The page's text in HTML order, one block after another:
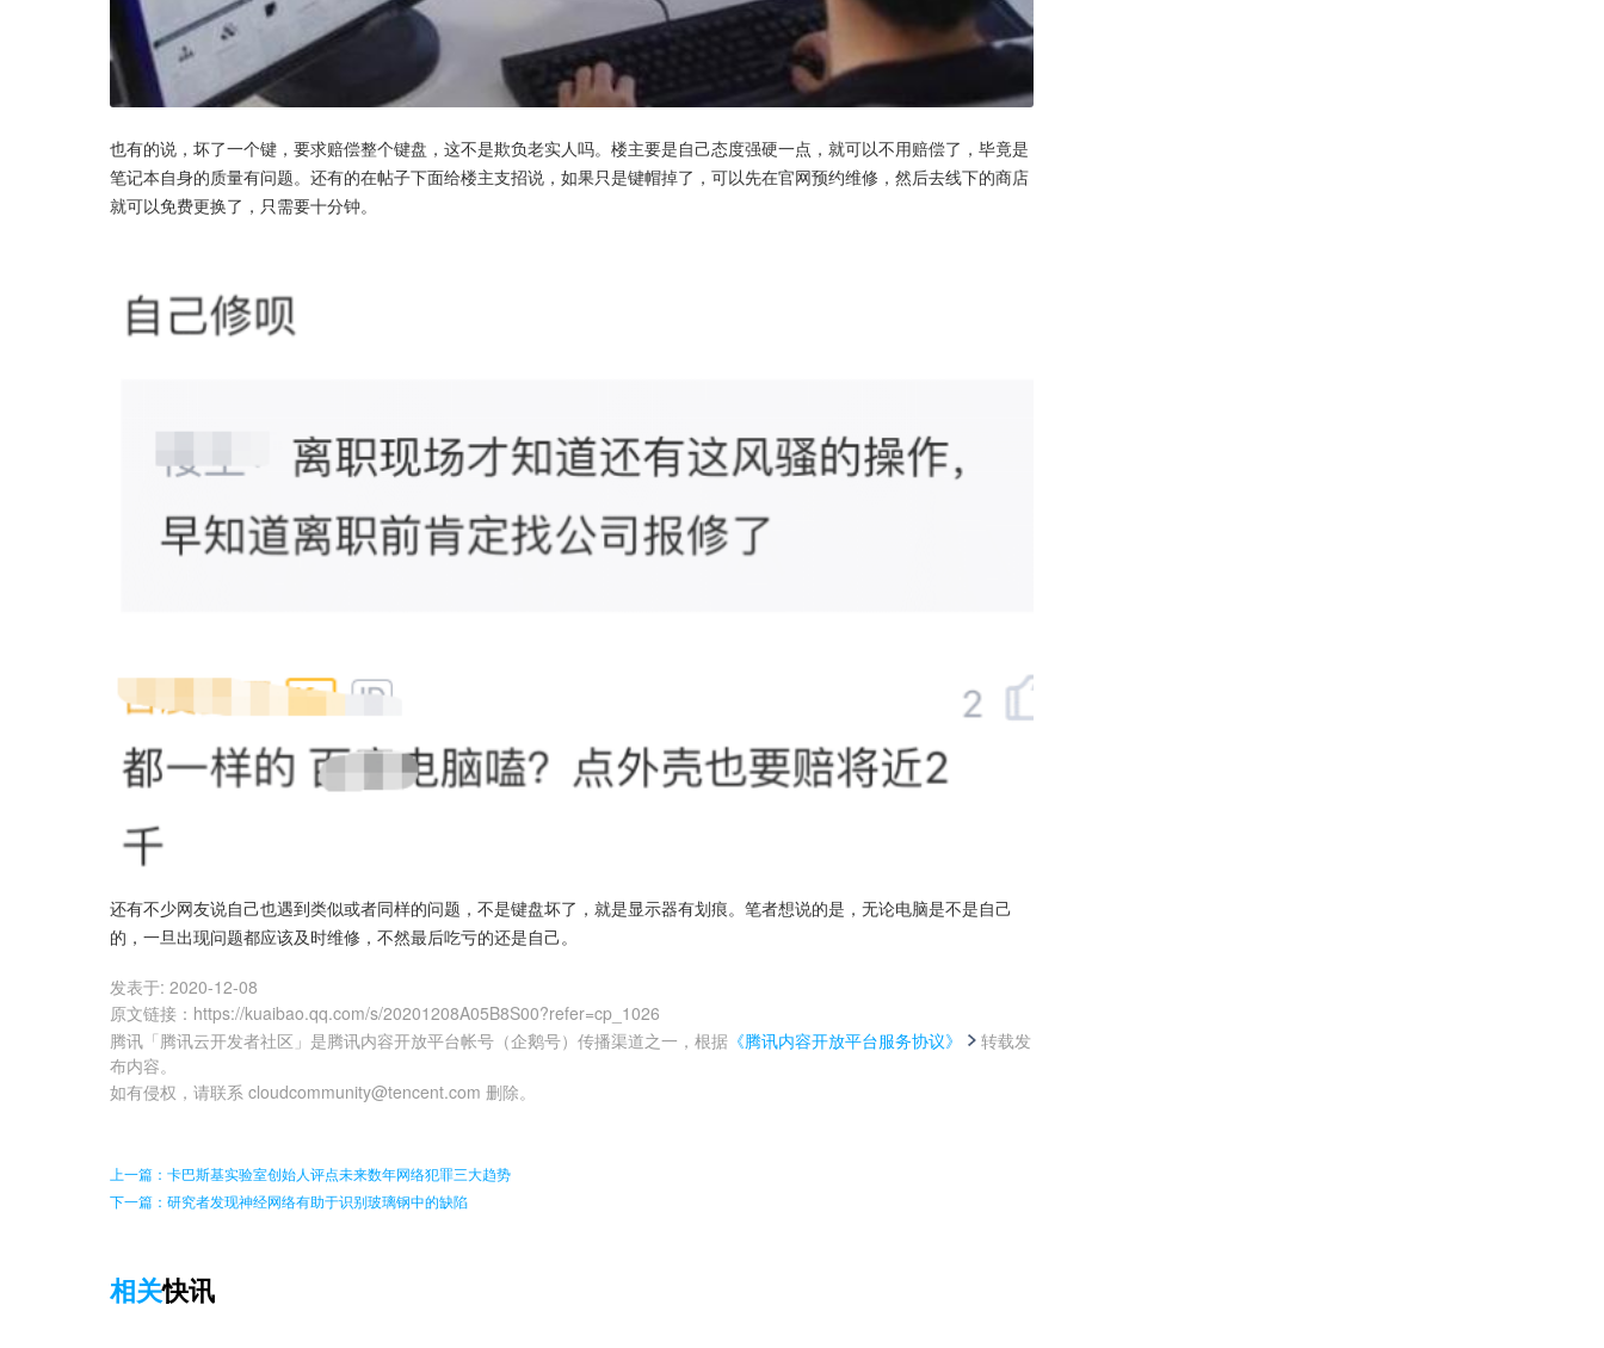
也有的说，坏了一个键，要求赔偿整个键盘，这不是欺负老实人吗。楼主要是自己态度强硬一点，就可以不用赔偿了，毕竟是
笔记本自身的质量有问题。还有的在帖子下面给楼主支招说，如果只是键帽掉了，可以先在官网预约维修，然后去线下的商店
就可以免费更换了，只需要十分钟。
还有不少网友说自己也遇到类似或者同样的问题，不是键盘坏了，就是显示器有划痕。笔者想说的是，无论电脑是不是自己
的，一旦出现问题都应该及时维修，不然最后吃亏的还是自己。
发表于: 2020-12-08
原文链接 ： https://kuaibao.qq.com/s/20201208A05B8S00?refer=cp_1026
腾讯「腾讯云开发者社区」是腾讯内容开放平台帐号（企鹅号）传播渠道之一，根据 《腾讯内容开放平台服务协议》
转载发
布内容。
如有侵权，请联系 cloudcommunity@tencent.com 删除。
上一篇：卡巴斯基实验室创始人评点未来数年网络犯罪三大趋势
下一篇：研究者发现神经网络有助于识别玻璃钢中的缺陷
相关快讯